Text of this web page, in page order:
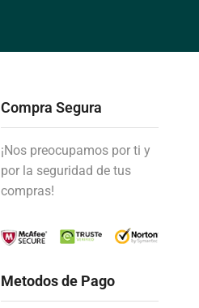
Compra Segura
¡Nos preocupamos por ti y
por la seguridad de tus
compras!
Metodos de Pago